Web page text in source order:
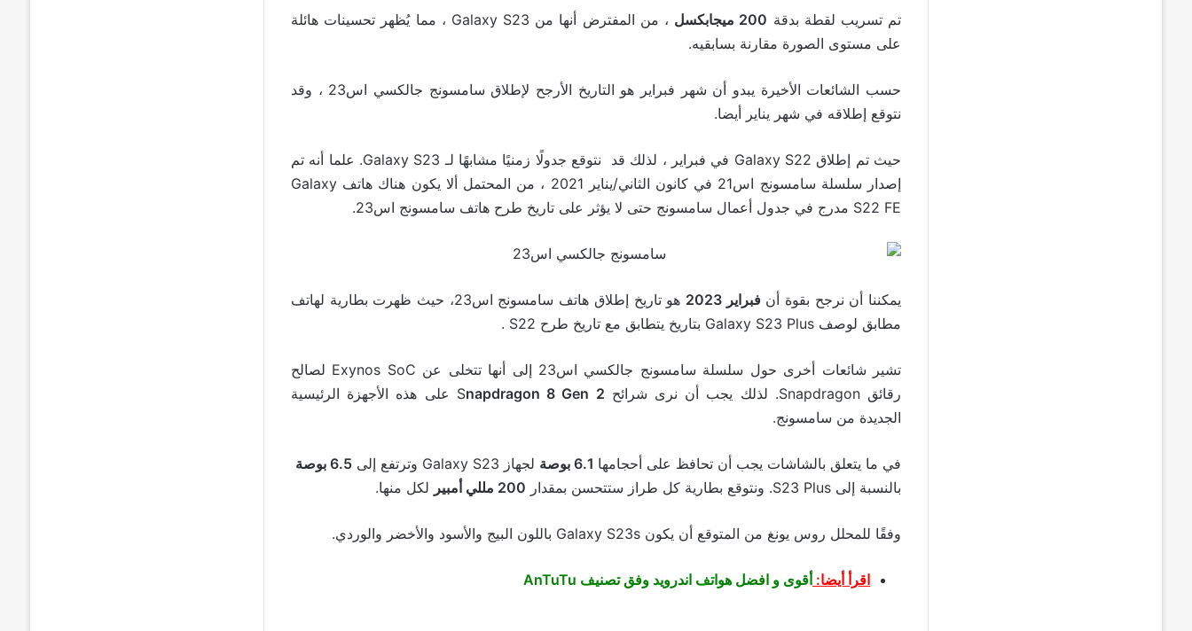
تم تسريب لقطة بدقة 200 ميجابكسل
، من المفترض أنها من Galaxy S23 ، مما يُظهر تحسينات هائلة
على مستوى الصورة مقارنة بسابقيه.
حسب الشائعات الأخيرة يبدو أن شهر فبراير هو التاريخ الأرجح لإطلاق سامسونج جالكسي اس23 ، وقد
نتوقع إطلاقه في شهر يناير أيضا.
حيث تم إطلاق Galaxy S22 في فبراير ، لذلك قد نتوقع جدولًا زمنيًا مشابهًا لـ Galaxy S23. علما أنه تم
إصدار سلسلة سامسونج اس21 في كانون الثاني/يناير 2021 ، من المحتمل ألا يكون هناك هاتف Galaxy
S22 FE مدرج في جدول أعمال سامسونج حتى لا يؤثر على تاريخ طرح هاتف سامسونج اس23.
يمكننا أن نرجح بقوة أنفبراير 2023
هو تاريخ إطلاق هاتف سامسونج اس23، حيث ظهرت بطارية لهاتف
مطابق لوصف Galaxy S23 Plus بتاريخ يتطابق مع تاريخ طرح S22 .
تشير شائعات أخرى حول سلسلة سامسونج جالكسي اس23 إلى أنها تتخلى عن Exynos SoC لصالح
رقائق Snapdragon. لذلك يجب أن نرى شرائح S
napdragon 8 Gen 2
على هذه الأجهزة الرئيسية
الجديدة من سامسونج.
في ما يتعلق بالشاشات يجب أن تحافظ على أحجامها 6.1 بوصة لجهاز Galaxy S23 وترتفع إلى
6.5 بوصة
بالنسبة إلى S23 Plus. ونتوقع بطارية كل طراز ستتحسن بمقدار
200 مللي أمبير لكل منها.
وفقًا للمحلل روس يونغ من المتوقع أن يكون Galaxy S23s باللون البيج والأسود والأخضر والوردي.
اقرأ أيضا:أقوى و افضل هواتف اندرويد وفق تصنيف AnTuTu